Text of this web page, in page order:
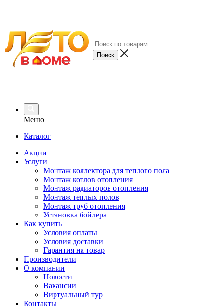
Меню
Каталог
Акции
Услуги
Монтаж коллектора для теплого пола
Монтаж котлов отопления
Монтаж радиаторов отопления
Монтаж теплых полов
Монтаж труб отопления
Установка бойлера
Как купить
Условия оплаты
Условия доставки
Гарантия на товар
Производители
О компании
Новости
Вакансии
Виртуальный тур
Контакты